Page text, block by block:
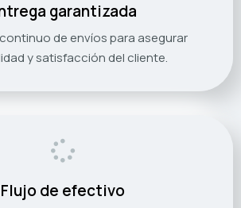
garantizada
de envíos para asegurar
y satisfacción del cliente.
Flujo de efectivo